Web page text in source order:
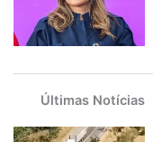
Últimas Notícias